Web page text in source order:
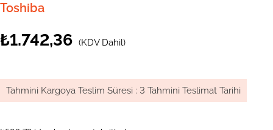
Toshiba
₺1.742,36 (KDV Dahil)
Tahmini Kargoya Teslim Süresi : 3 Tahmini Teslimat Tarihi